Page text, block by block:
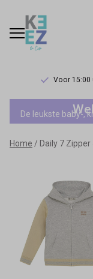
Voor 15:00
Daily
7
Zipper
Jacket
De leukste baby-,
Home Daily 7